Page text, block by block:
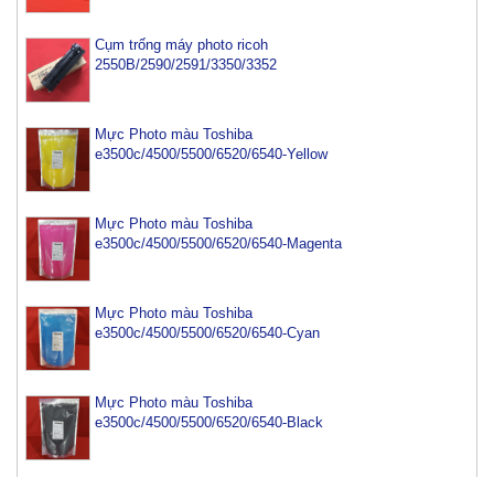
Cụm trống máy photo ricoh
2550B/2590/2591/3350/3352
Mực Photo màu Toshiba
e3500c/4500/5500/6520/6540-Yellow
Mực Photo màu Toshiba
e3500c/4500/5500/6520/6540-Magenta
Mực Photo màu Toshiba
e3500c/4500/5500/6520/6540-Cyan
Mực Photo màu Toshiba
e3500c/4500/5500/6520/6540-Black
3554SP
Tham Khảo